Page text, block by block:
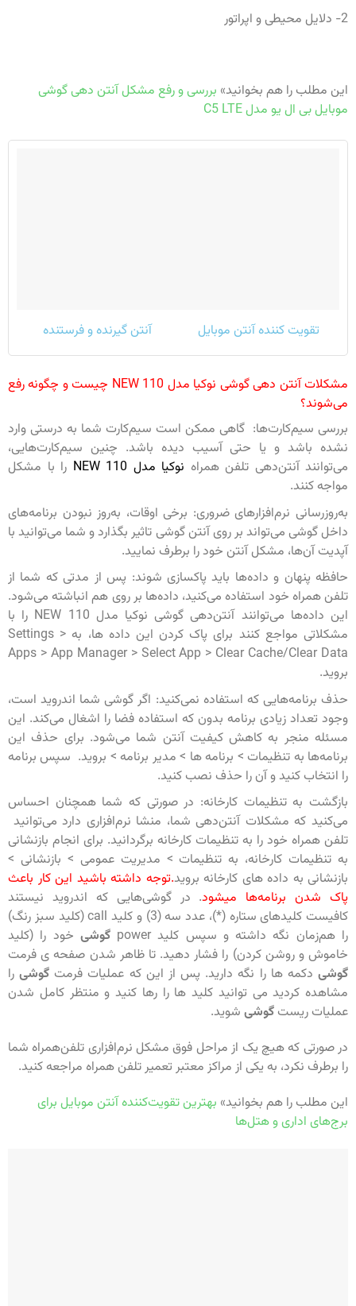
2- دلایل محیطی و اپراتور
این مطلب را هم بخوانید» بررسی و رفع مشکل آنتن دهی گوشی
موبایل بی ال یو مدل C5 LTE
تقویت کننده آنتن موبایل آنتن گیرنده و فرستنده
مشکلات آنتن دهی گوشی نوکیا مدل NEW 110 چیست و چگونه رفع
می‌شوند؟
بررسی سیم‌کارت‌ها: گاهی ممکن است سیم‌کارت شما به درستی وارد
نشده باشد و یا حتی آسیب دیده باشد. چنین سیم‌کارت‌هایی،
می‌توانند آنتن‌دهی تلفن همراه نوکیا مدل NEW 110
را با مشکل
مواجه کنند.
به‌روزرسانی نرم‌افزار‌های ضروری: برخی اوقات، به‌روز نبودن برنامه‌های
داخل گوشی می‌تواند بر روی آنتن گوشی تاثیر بگذارد و شما می‌توانید با
آپدیت آن‌ها، مشکل آنتن خود را برطرف نمایید.
حافظه پنهان و داده‌ها باید پاکسازی شوند: پس از مدتی که شما از
تلفن همراه‌ خود استفاده می‌کنید، داده‌ها بر روی هم انباشته می‌شود.
این داده‌ها می‌توانند آنتن‌دهی گوشی نوکیا مدل NEW 110 را با
مشکلاتی مواجع کنند برای پاک کردن این داده ها، به Settings >
Apps > App Manager > Select App > Clear Cache/Clear Data
بروید.
حذف برنامه‌هایی که استفاده نمی‌کنید: اگر گوشی شما اندروید است،
وجود تعداد زیادی برنامه بدون که استفاده فضا را اشغال می‌کند. این
مسئله منجر به کاهش کیفیت آنتن شما می‌شود. برای حذف این
برنامه‌ها به تنظیمات > برنامه ها > مدیر برنامه > بروید. سپس برنامه
را انتخاب کنید و آن را حذف نصب کنید.
بازگشت به تنظیمات کارخانه: در صورتی که شما همچنان احساس
می‌کنید که مشکلات آنتن‌دهی شما، منشا نرم‌افزاری دارد می‌توانید
تلفن همراه خود را به تنظیمات کارخانه برگردانید. برای انجام بازنشانی
به تنظیمات کارخانه، به تنظیمات > مدیریت عمومی > بازنشانی >
بازنشانی به داده های کارخانه بروید.توجه داشته باشید این کار باعث
پاک شدن برنامه‌ها میشود. در گوشی‌هایی که اندروید نیستند
کافیست
کلیدهای ستاره (*)، عدد سه (3) و کلید call (کلید سبز رنگ)
را هم‌زمان نگه داشته و سپس کلید power
گوشی خود را (کلید
خاموش و روشن کردن) را فشار دهید. تا ظاهر شدن صفحه ی فرمت
گوشیدکمه ها را نگه دارید. پس از این که عملیات فرمت گوشیرا
مشاهده کردید می توانید کلید ها را رها کنید و منتظر کامل شدن
عملیات ریستگوشی شوید.
در صورتی که هیچ یک از مراحل فوق مشکل نرم‌افزاری تلفن‌همراه شما
را برطرف نکرد، به یکی از مراکز معتبر تعمیر تلفن همراه مراجعه کنید.
این مطلب را هم بخوانید» بهترین تقویت‌کننده آنتن موبایل برای
برج‌های اداری و هتل‌ها